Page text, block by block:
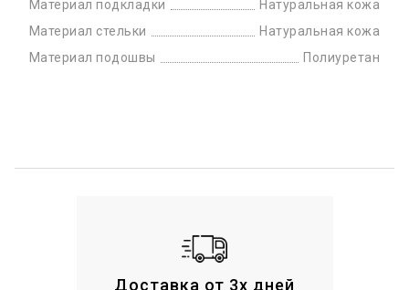
Материал подкладки
Натуральная кожа
Материал стельки
Натуральная кожа
Материал подошвы
Полиуретан
Доставка от 3х дней